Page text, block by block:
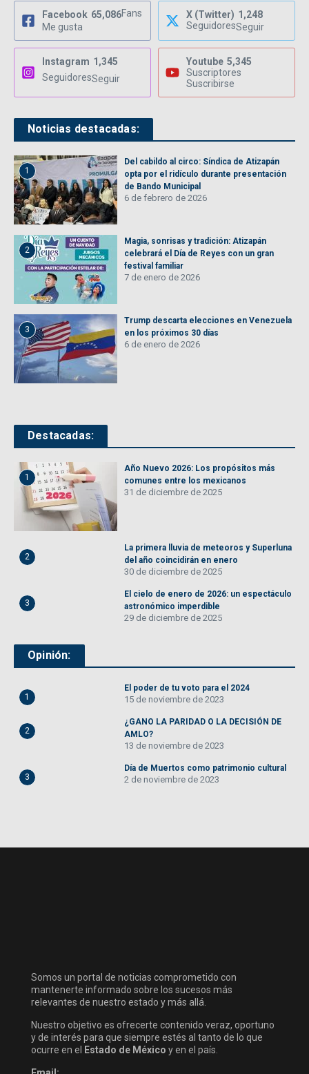
Facebook 65,086Fans
Me gusta
X (Twitter) 1,248
SeguidoresSeguir
Instagram 1,345
SeguidoresSeguir
Youtube 5,345
Suscriptores
Suscribirse
Noticias destacadas:
1
Del cabildo al circo: Síndica de Atizapán
opta por el ridículo durante presentación
de Bando Municipal
6 de febrero de 2026
2
Magia, sonrisas y tradición: Atizapán
celebrará el Día de Reyes con un gran
festival familiar
7 de enero de 2026
3
Trump descarta elecciones en Venezuela
en los próximos 30 días
6 de enero de 2026
Destacadas:
1
Año Nuevo 2026: Los propósitos más
comunes entre los mexicanos
31 de diciembre de 2025
2
La primera lluvia de meteoros y Superluna
del año coincidirán en enero
30 de diciembre de 2025
3
El cielo de enero de 2026: un espectáculo
astronómico imperdible
29 de diciembre de 2025
Opinión:
1
El poder de tu voto para el 2024
15 de noviembre de 2023
2
¿GANO LA PARIDAD O LA DECISIÓN DE
AMLO?
13 de noviembre de 2023
3
Día de Muertos como patrimonio cultural
2 de noviembre de 2023
Somos un portal de noticias comprometido con
mantenerte informado sobre los sucesos más
relevantes de nuestro estado y más allá.
Nuestro objetivo es ofrecerte contenido veraz, oportuno
y de interés para que siempre estés al tanto de lo que
ocurre en el
Estado de México y en el país.